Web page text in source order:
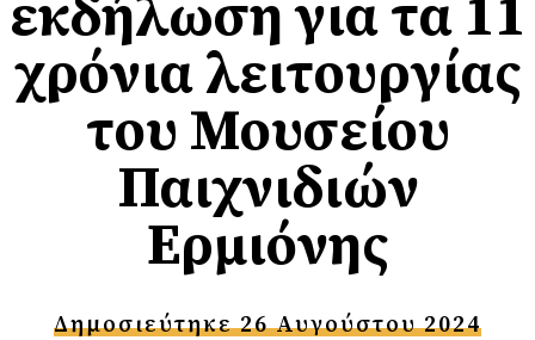
εκδήλωση για τα 11
χρόνια λειτουργίας
του Μουσείου
Παιχνιδιών
Ερμιόνης
Δημοσιεύτηκε 26 Αυγούστου 2024